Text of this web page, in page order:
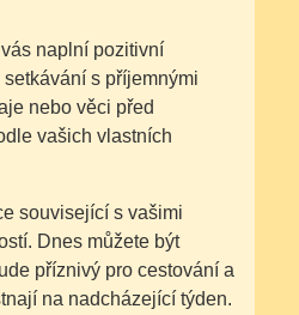
naplní pozitivní
s příjemnými
nebo věci před
vašich vlastních
související s vašimi
Dnes můžete být
příznivý pro cestování a
na nadcházející týden.